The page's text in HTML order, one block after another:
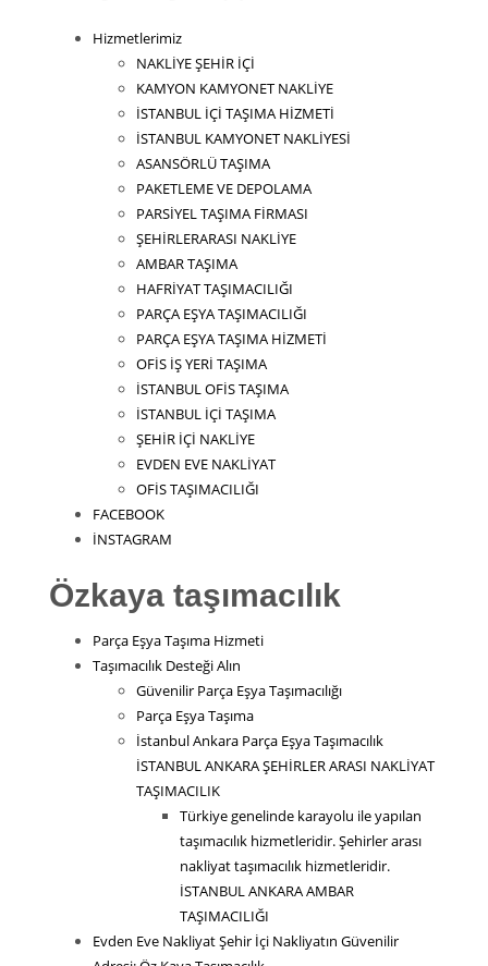
Hizmetlerimiz
NAKLİYE ŞEHİR İÇİ
KAMYON KAMYONET NAKLİYE
İSTANBUL İÇİ TAŞIMA HİZMETİ
İSTANBUL KAMYONET NAKLİYESİ
ASANSÖRLÜ TAŞIMA
PAKETLEME VE DEPOLAMA
PARSİYEL TAŞIMA FİRMASI
ŞEHİRLERARASI NAKLİYE
AMBAR TAŞIMA
HAFRİYAT TAŞIMACILIĞI
PARÇA EŞYA TAŞIMACILIĞI
PARÇA EŞYA TAŞIMA HİZMETİ
OFİS İŞ YERİ TAŞIMA
İSTANBUL OFİS TAŞIMA
İSTANBUL İÇİ TAŞIMA
ŞEHİR İÇİ NAKLİYE
EVDEN EVE NAKLİYAT
OFİS TAŞIMACILIĞI
FACEBOOK
İNSTAGRAM
Özkaya taşımacılık
Parça Eşya Taşıma Hizmeti
Taşımacılık Desteği Alın
Güvenilir Parça Eşya Taşımacılığı
Parça Eşya Taşıma
İstanbul Ankara Parça Eşya Taşımacılık
İSTANBUL ANKARA ŞEHİRLER ARASI NAKLİYAT
TAŞIMACILIK
Türkiye genelinde karayolu ile yapılan
taşımacılık hizmetleridir. Şehirler arası
nakliyat taşımacılık hizmetleridir.
İSTANBUL ANKARA AMBAR
TAŞIMACILIĞI
Evden Eve Nakliyat Şehir İçi Nakliyatın Güvenilir